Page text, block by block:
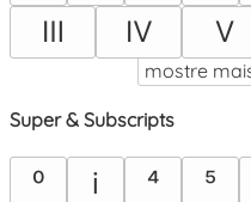
Ⅲ
Ⅳ Ⅴ
mostre
Super & Subscripts
⁰ i ⁴ ⁵